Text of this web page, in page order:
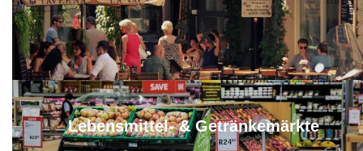
2 x
Lebensmittel- & Getränkemärkte